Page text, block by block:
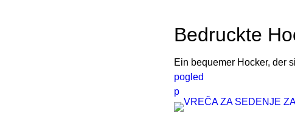
Bedruckte
Ein bequemer Hocker, der
pogled
p